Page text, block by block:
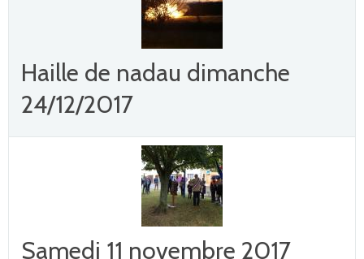
Haille de nadau dimanche
24/12/2017
Samedi 11 novembre 2017